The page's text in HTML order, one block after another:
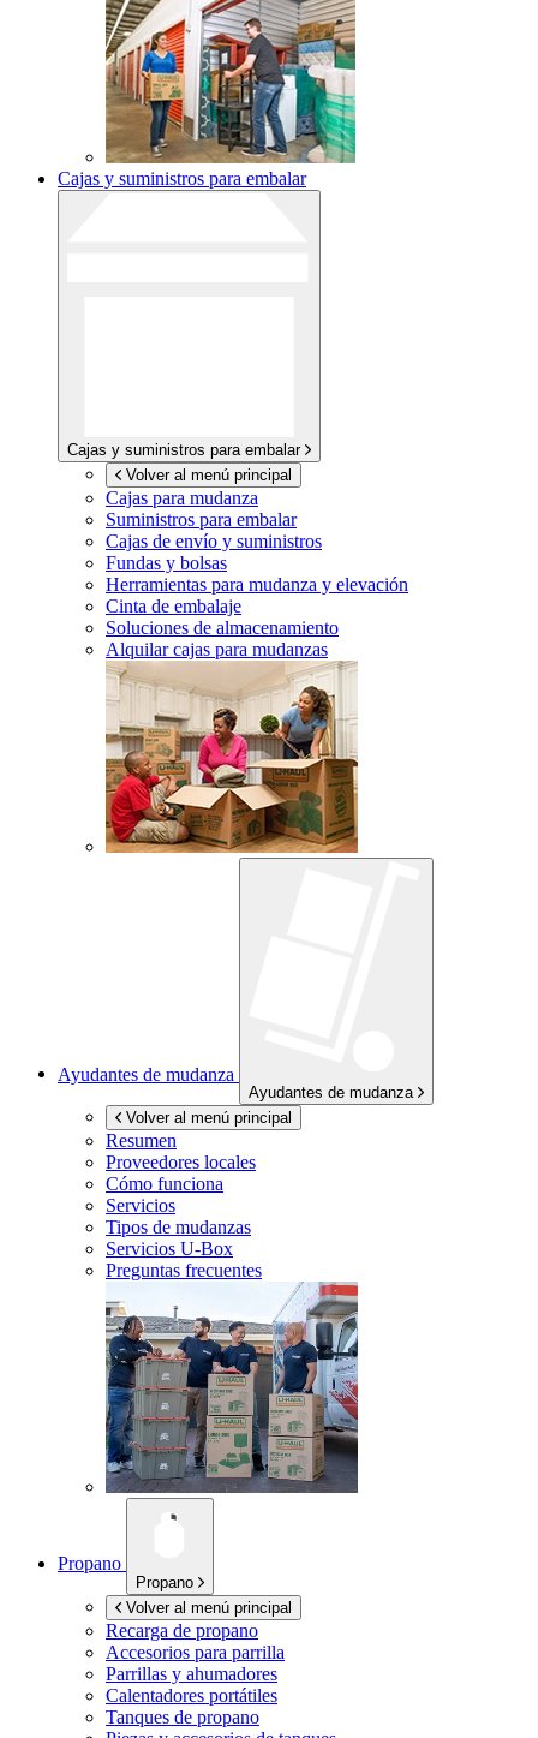
Cajas y suministros para embalar
Cajas y suministros para embalar
Volver al menú principal
Cajas para mudanza
Suministros para embalar
Cajas de envío y suministros
Fundas y bolsas
Herramientas para mudanza y elevación
Cinta de embalaje
Soluciones de almacenamiento
Alquilar cajas para mudanzas
Ayudantes de mudanza
Ayudantes de mudanza
Volver al menú principal
Resumen
Proveedores locales
Cómo funciona
Servicios
Tipos de mudanzas
Servicios U-Box
Preguntas frecuentes
Propano
Propano
Volver al menú principal
Recarga de propano
Accesorios para parrilla
Parrillas y ahumadores
Calentadores portátiles
Tanques de propano